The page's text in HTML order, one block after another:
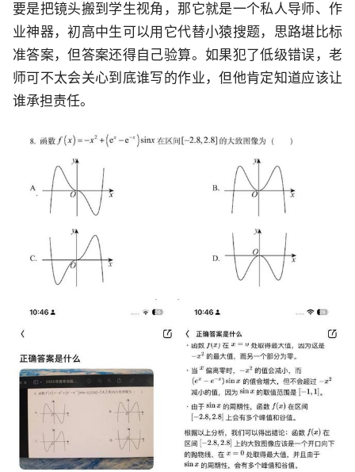
要是把镜头搬到学生视角，那它就是一个私人导师、作
业神器，初高中生可以用它代替小猿搜题，思路堪比标
准答案，但答案还得自己验算。如果犯了低级错误，老
师可不太会关心到底谁写的作业，但他肯定知道应该让
谁承担责任。